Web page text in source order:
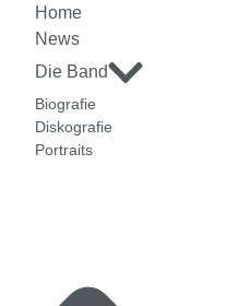
Home
News
Die Band
Biografie
Diskografie
Portraits